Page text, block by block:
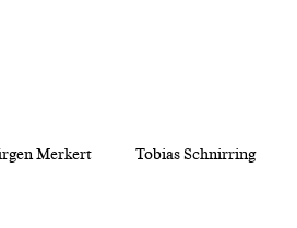
Merkert Tobias Schnirring